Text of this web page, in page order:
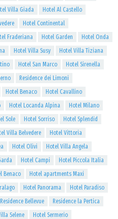
Villa Giada
Hotel Al Castello
Hotel Continental
Fraderiana Hotel Garden
Hotel Onda
Hotel Villa Susy
Hotel Villa Tiziana
Hotel San Marco
Hotel Sirenella
Residence dei Limoni
Hotel Benaco
Hotel Cavallino
Hotel Locanda Alpina
Hotel Milano
Sole Hotel Sorriso
Hotel Splendid
Villa Belvedere
Hotel Vittoria
Hotel Olivi
Hotel Villa Angela
Hotel Campi
Hotel Piccola Italia
Benaco
Hotel apartments Maxi
Hotel Panorama
Hotel Paradiso
Residence Bellevue
Residence la Pertica
Selene
Hotel Sermerio